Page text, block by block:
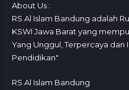
About Us :
RS Al Islam Bandung adalah
KSWI Jawa Barat yang
Yang Unggul, Terpercaya dan
Pendidikan"
RS Al Islam Bandung